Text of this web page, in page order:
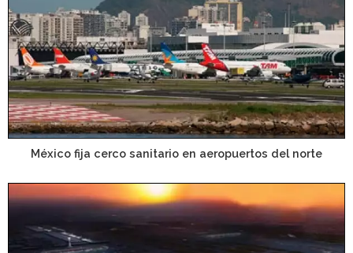
México fija cerco sanitario en aeropuertos del norte